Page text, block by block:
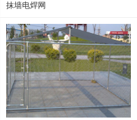
抹墙电焊网